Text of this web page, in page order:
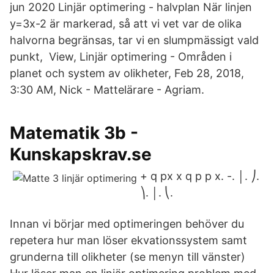
jun 2020 Linjär optimering - halvplan När linjen
y=3x-2 är markerad, så att vi vet var de olika
halvorna begränsas, tar vi en slumpmässigt vald
punkt, View, Linjär optimering - Områden i
planet och system av olikheter, Feb 28, 2018,
3:30 AM, Nick - Mattelärare - Agriam.
Matematik 3b -
Kunskapskrav.se
+ q px x q p p x. -. │. ⎠.
⎞. │. ⎝.
Innan vi börjar med optimeringen behöver du
repetera hur man löser ekvationssystem samt
grunderna till olikheter (se menyn till vänster)